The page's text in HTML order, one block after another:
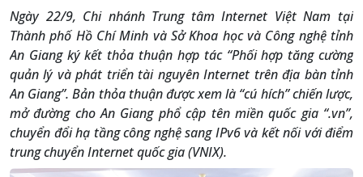
Ngày 22/9, Chi nhánh Trung tâm Internet Việt Nam tại
Thành phố Hồ Chí Minh và Sở Khoa học và Công nghệ tỉnh
An Giang ký kết thỏa thuận hợp tác “Phối hợp tăng cường
quản lý và phát triển tài nguyên Internet trên địa bàn tỉnh
An Giang”. Bản thỏa thuận được xem là “cú hích” chiến lược,
mở đường cho An Giang phổ cập tên miền quốc gia “.vn”,
chuyển đổi hạ tầng công nghệ sang IPv6 và kết nối với điểm
trung chuyển Internet quốc gia (VNIX).